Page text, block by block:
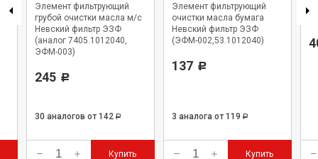
Элемент фильтрующий
грубой очистки масла м/с
Невский фильтр ЭЗФ
(аналог 7405.1012040,
ЭФМ-003)
245 Р
30 аналогов от 142 Р
Купить
Элемент фильтрующий
очистки масла бумага
Невский фильтр ЭЗФ
(ЭФМ-002,53.1012040)
137 Р
3 аналога от 119 Р
Купить